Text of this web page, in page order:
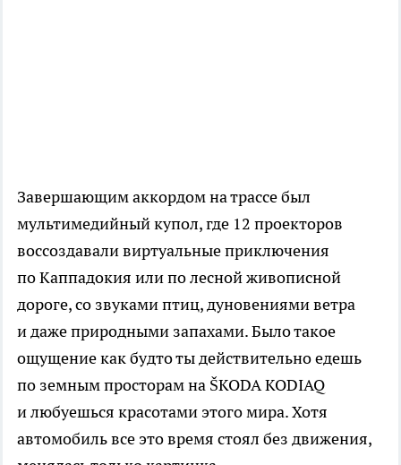
Завершающим аккордом на трассе был
мультимедийный купол, где 12 проекторов
воссоздавали виртуальные приключения
по Каппадокия или по лесной живописной
дороге, со звуками птиц, дуновениями ветра
и даже природными запахами. Было такое
ощущение как будто ты действительно едешь
по земным просторам на ŠKODA KODIAQ
и любуешься красотами этого мира. Хотя
автомобиль все это время стоял без движения,